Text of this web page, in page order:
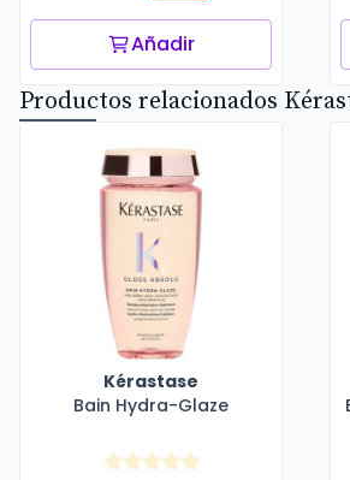
Añadir
Productos relacionados
Kérastase
Bain Hydra-Glaze